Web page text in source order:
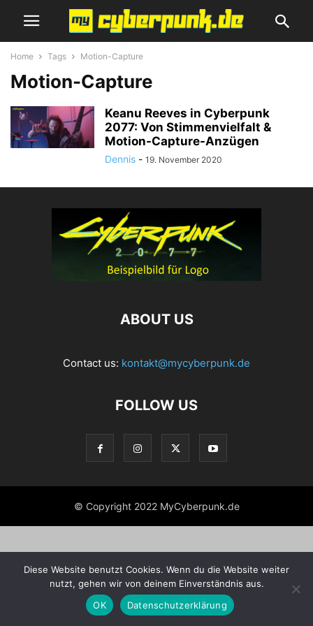
Home Tags Motion-Capture
Motion-Capture
Keanu Reeves in Cyberpunk
2077: Von Stimmenvielfalt &
Motion-Capture-Anzügen
Dennis - 19. November 2020
ABOUT US
Contact us: kontakt@mycyberpunk.de
FOLLOW US
© Copyright 2022 MyCyberpunk.de
Diese Website benutzt Cookies. Wenn du die Website weiter
nutzt, gehen wir von deinem Einverständnis aus.
OK
Datenschutzerklärung